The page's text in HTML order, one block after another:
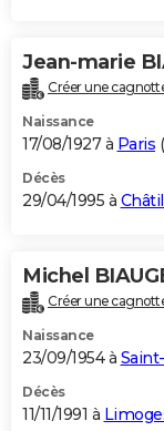
Jean-marie
Créer une
Naissance
17/08/1927 à Paris (
Décès
29/04/1995 à
Michel
Créer une
Naissance
23/09/1954 à
Décès
11/11/1991 à